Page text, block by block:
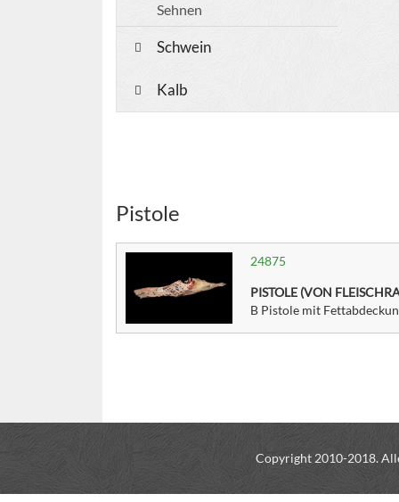
Sehnen
Schwein
Kalb
Pistole
24875
PISTOLE (VON
B Pistole mit
Copyright 2010-2018.